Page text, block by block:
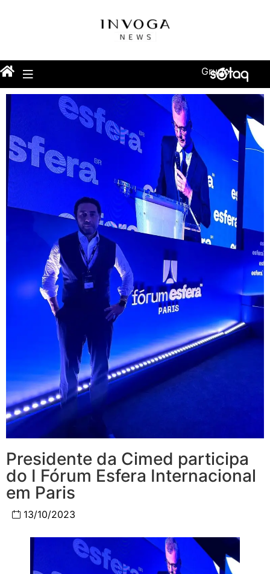
Grupo
Presidente da Cimed participa
do I Fórum Esfera Internacional
em Paris
13/10/2023